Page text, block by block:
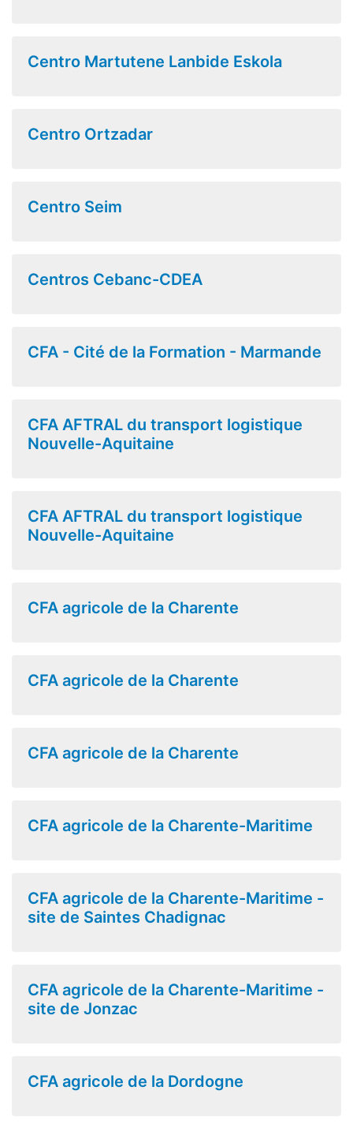
Centro Martutene Lanbide Eskola
Centro Ortzadar
Centro Seim
Centros Cebanc-CDEA
CFA - Cité de la Formation - Marmande
CFA AFTRAL du transport logistique
Nouvelle-Aquitaine
CFA AFTRAL du transport logistique
Nouvelle-Aquitaine
CFA agricole de la Charente
CFA agricole de la Charente
CFA agricole de la Charente
CFA agricole de la Charente-Maritime
CFA agricole de la Charente-Maritime -
site de Saintes Chadignac
CFA agricole de la Charente-Maritime -
site de Jonzac
CFA agricole de la Dordogne